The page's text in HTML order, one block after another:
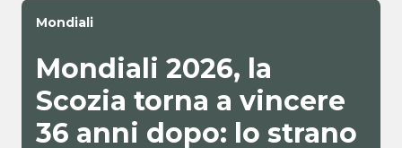
Mondiali
Mondiali 2026, la
Scozia torna a vincere
36 anni dopo: lo strano